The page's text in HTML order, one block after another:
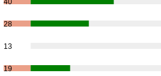
40
28
13
19